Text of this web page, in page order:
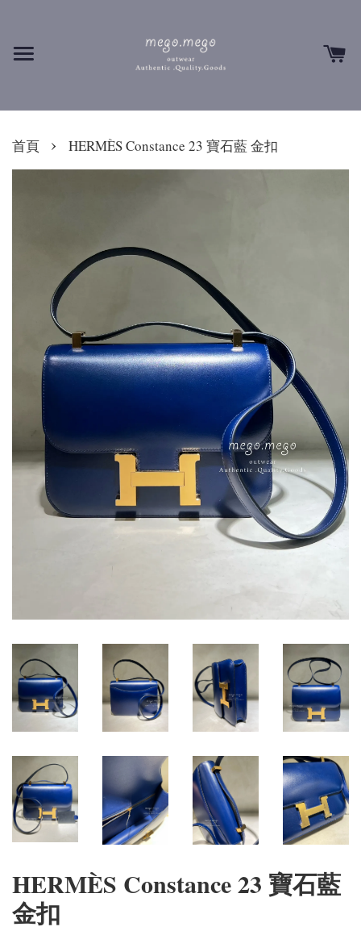
首頁 › HERMÈS Constance 23 寶石藍 金扣
HERMÈS Constance 23 寶石藍
金扣